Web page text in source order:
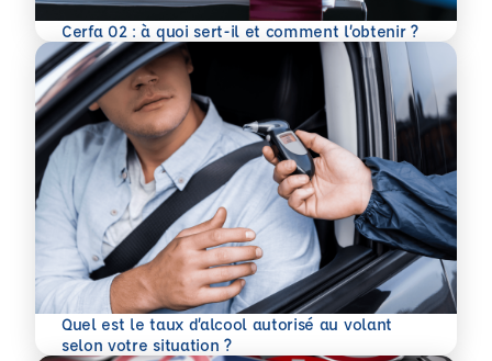
Cerfa 02 : à quoi sert-il et comment l’obtenir ?
En savoir plus
Quel est le taux d’alcool autorisé au volant
selon votre situation ?
En savoir plus